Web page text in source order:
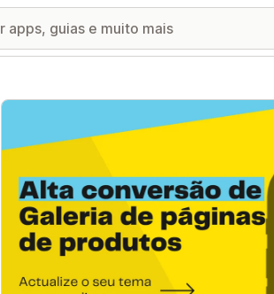
Galeria de imagens em destaque